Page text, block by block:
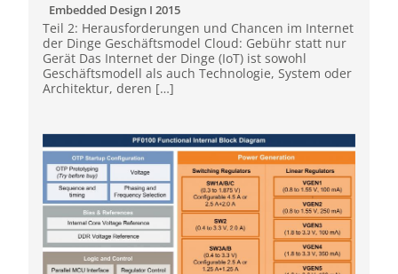
Embedded Design I 2015
Teil 2: Herausforderungen und Chancen im Internet
der Dinge Geschäftsmodel Cloud: Gebühr statt nur
Gerät Das Internet der Dinge (IoT) ist sowohl
Geschäftsmodell als auch Technologie, System oder
Architektur, deren […]